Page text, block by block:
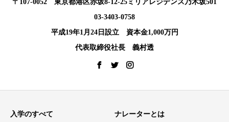
〒107-0052 東京都港区赤坂8-12-25ミリアレジデンス乃木坂501
03-3403-0758
平成19年1月24日設立 資本金1,000万円
代表取締役社長 義村透
入学のすべて ナレーターとは